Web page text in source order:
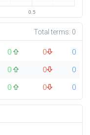
0.5
Total terms: 0
0 0
0
0 0
0
0 0 0